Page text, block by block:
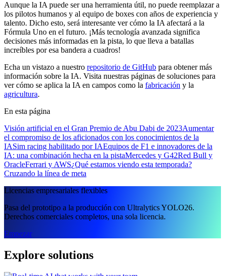
Aunque la IA puede ser una herramienta útil, no puede reemplazar a
los pilotos humanos y al equipo de boxes con años de experiencia y
talento. Dicho esto, será interesante ver cómo la IA afectará a la
Fórmula Uno en el futuro. ¡Más tecnología avanzada significa
decisiones más informadas en la pista, lo que lleva a batallas
increíbles por esa bandera a cuadros!
Echa un vistazo a nuestro repositorio de GitHub para obtener más
información sobre la IA. Visita nuestras páginas de soluciones para
ver cómo se aplica la IA en campos como la fabricación y la
agricultura.
En esta página
Visión artificial en el Gran Premio de Abu Dabi de 2023Aumentar
el compromiso de los aficionados con los conocimientos de la
IASim racing habilitado por IAEquipos de F1 e innovadores de la
IA: una combinación hecha en la pistaMercedes y G42Red Bull y
OracleFerrari y AWS¿Qué estamos viendo esta temporada?
Cruzando la línea de meta
Licencias empresariales flexibles
Pasa del prototipo a la producción con Ultralytics YOLO26.
Derechos comerciales completos, una sola licencia.
Empezar
Explore solutions